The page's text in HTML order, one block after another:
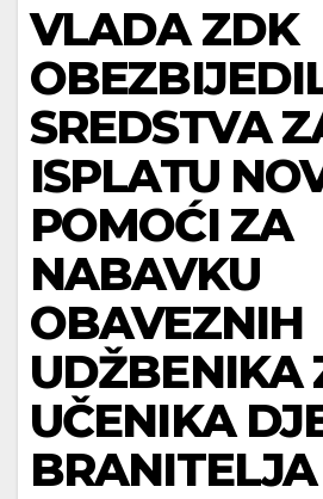
VLADA ZDK
SREDSTVA
ISPLATU
POMOĆI ZA
NABAVKU
OBAVEZNIH
UDŽBENIKA
UČENIKA
BRANITELJA